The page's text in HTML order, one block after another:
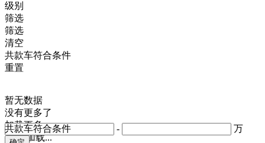
- 万
级别
共款车符合条件
筛选
筛选
清空
共款车符合条件
重置
暂无数据
没有更多了
加载更多
正在加载...